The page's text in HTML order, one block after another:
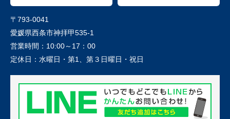
〒793-0041
愛媛県西条市神拝甲535-1
営業時間： 10:00～17：00
定休日： 水曜日・第1、第３日曜日・祝日